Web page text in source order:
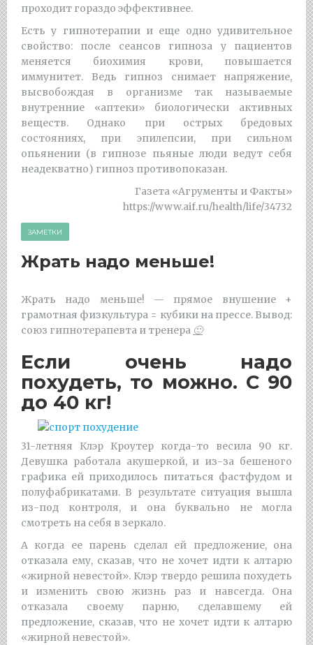
проходит гораздо эффективнее.
Есть у гипнотерапии и еще одно удивительное
свойство: после сеансов гипноза у пациентов
меняется биохимия крови, повышается
иммунитет. Ведь гипноз снимает напряжение,
высвобождая в организме так называемые
внутренние «аптеки» биологически активных
веществ. Однако при острых бредовых
состояниях, при эпилепсии, при сильном
опьянении (в гипнозе пьяные люди ведут себя
неадекватно) гипноз противопоказан.
Газета «Агрументы и Факты»
https://www.aif.ru/health/life/34732
ЗАМЕТКИ
Жрать надо меньше!
Жрать надо меньше! — прямое внушение +
грамотная физкультура = кубики на прессе. Вывод:
союз гипнотерапевта и тренера 🙂
Если очень надо
похудеть, то можно. С 90
до 40 кг!
31-летняя Клэр Кроутер когда-то весила 90 кг.
Девушка работала акушеркой, и из-за бешеного
графика ей приходилось питаться фастфудом и
полуфабрикатами. В результате ситуация вышла
из-под контроля, и она буквально не могла
смотреть на себя в зеркало.
А когда ее парень сделал ей предложение, она
отказала ему, сказав, что не хочет идти к алтарю
«жирной невестой». Клэр твердо решила похудеть
и изменить свою жизнь раз и навсегда. Она
отказала своему парню, сделавшему ей
предложение, сказав, что не хочет идти к алтарю
«жирной невестой».